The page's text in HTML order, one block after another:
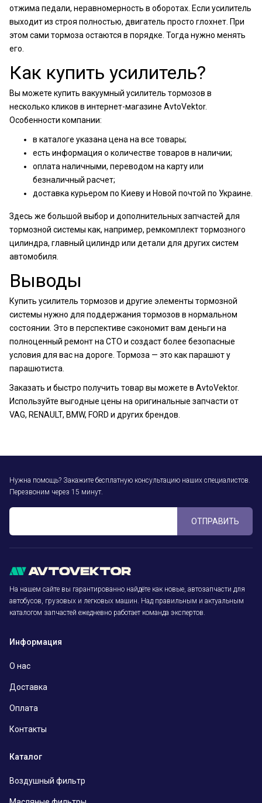
отжима педали, неравномерность в оборотах. Если усилитель
выходит из строя полностью, двигатель просто глохнет. При
этом сами тормоза остаются в порядке. Тогда нужно менять
его.
Как купить усилитель?
Вы можете купить вакуумный усилитель тормозов в
несколько кликов в интернет-магазине AvtoVektor.
Особенности компании:
в каталоге указана цена на все товары;
есть информация о количестве товаров в наличии;
оплата наличными, переводом на карту или
безналичный расчет;
доставка курьером по Киеву и Новой почтой по Украине.
Здесь же большой выбор и дополнительных запчастей для
тормозной системы как, например, ремкомплект тормозного
цилиндра, главный цилиндр или детали для других систем
автомобиля.
Выводы
Купить усилитель тормозов и другие элементы тормозной
системы нужно для поддержания тормозов в нормальном
состоянии. Это в перспективе сэкономит вам деньги на
полноценный ремонт на СТО и создаст более безопасные
условия для вас на дороге. Тормоза — это как парашют у
парашютиста.
Заказать и быстро получить товар вы можете в AvtoVektor.
Используйте выгодные цены на оригинальные запчасти от
VAG, RENAULT, BMW, FORD и других брендов.
Нужна помощь? Закажите бесплатную консультацию наших специалистов.
Перезвоним через 15 минут.
ОТПРАВИТЬ
На нашем сайте вы гарантированно найдёте как новые, автозапчасти для
автобусов, грузовых и легковых машин. Над правильным и актуальным
каталогом запчастей ежедневно работает команда экспертов.
Информация
О нас
Доставка
Оплата
Контакты
Каталог
Воздушный фильтр